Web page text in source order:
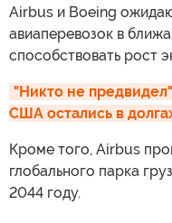
Airbus и Boeing
авиаперевозок в
способствовать рост
"Никто не
США остались в
Кроме того, Airbus
глобального парка
2044 году.